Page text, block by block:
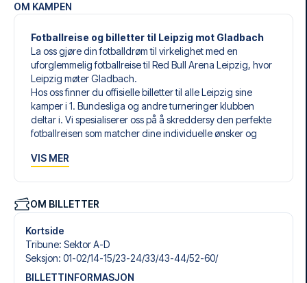
OM KAMPEN
Fotballreise og billetter til Leipzig mot Gladbach
La oss gjøre din fotballdrøm til virkelighet med en
uforglemmelig fotballreise til Red Bull Arena Leipzig, hvor
Leipzig møter Gladbach.
Hos oss finner du offisielle billetter til alle Leipzig sine
kamper i 1. Bundesliga og andre turneringer klubben
deltar i. Vi spesialiserer oss på å skreddersy den perfekte
fotballreisen som matcher dine individuelle ønsker og
Våre skreddersydde fotballreiser til Leipzig er laget for å
Velg blant et bredt utvalg av fotballbilletter, nøye utvalgte
hoteller for enhver smak og budsjett, samt fleksible fly som
passer deg best.
Når du velger billettype, kan du se hvilken seksjon du skal
sitte i, og hva billetten inkluderer – spesielt hvis det er en
VIS MER
OM BILLETTER
Kortside
Tribune: Sektor A-D
Seksjon: 01-02/​14-15/​23-24/​33/​43-44/​52-60/​
BILLETTINFORMASJON